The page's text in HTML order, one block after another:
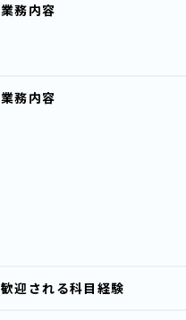
業務内容
業務内容
歓迎される科目経験